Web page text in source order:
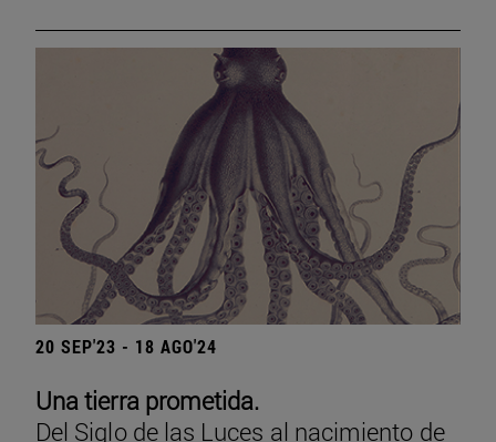
20 SEP'23 - 18 AGO'24
Una tierra prometida.
Del Siglo de las Luces al nacimiento de